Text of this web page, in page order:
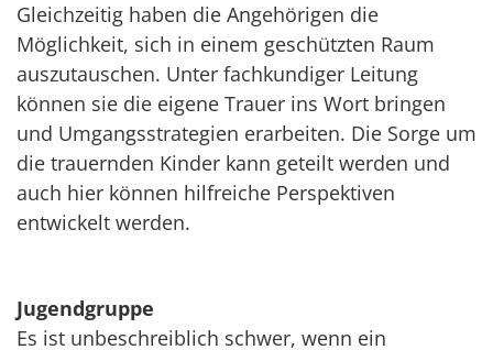
Gleichzeitig haben die Angehörigen die
Möglichkeit, sich in einem geschützten Raum
auszutauschen. Unter fachkundiger Leitung
können sie die eigene Trauer ins Wort bringen
und Umgangsstrategien erarbeiten. Die Sorge um
die trauernden Kinder kann geteilt werden und
auch hier können hilfreiche Perspektiven
entwickelt werden.
Jugendgruppe
Es ist unbeschreiblich schwer, wenn ein